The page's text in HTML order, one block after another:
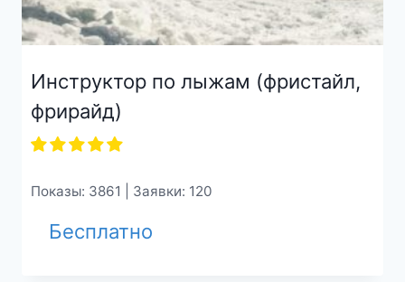
Инструктор по лыжам (фристайл,
фрирайд)
Показы: 3861 | Заявки: 120
Бесплатно